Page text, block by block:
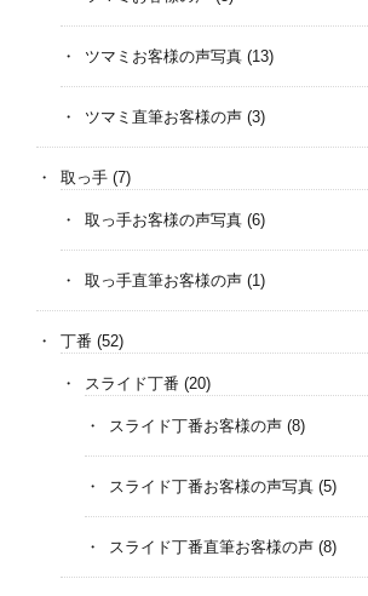
ツマミお客様の声写真 (13)
ツマミ直筆お客様の声 (3)
取っ手 (7)
取っ手お客様の声写真 (6)
取っ手直筆お客様の声 (1)
丁番 (52)
スライド丁番 (20)
スライド丁番お客様の声 (8)
スライド丁番お客様の声写真 (5)
スライド丁番直筆お客様の声 (8)